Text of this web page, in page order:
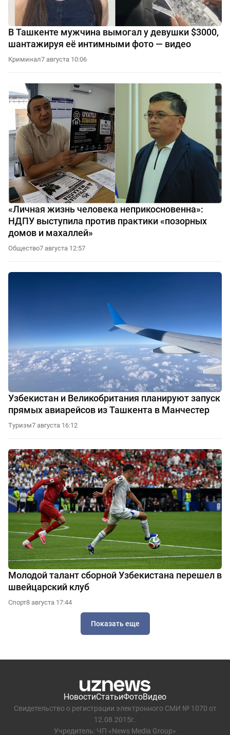
В Ташкенте мужчина вымогал у девушки $3000,
шантажируя её интимными фото — видео
Криминал7 августа 10:06
«Личная жизнь человека неприкосновенна»:
НДПУ выступила против практики «позорных
домов и махаллей»
Общество7 августа 12:57
Узбекистан и Великобритания планируют запуск
прямых авиарейсов из Ташкента в Манчестер
Туризм7 августа 16:12
Молодой талант сборной Узбекистана перешел в
швейцарский клуб
Спорт8 августа 17:44
Показать еще
НовостиСтатьиФотоВидео
Свидетельство о регистрации электронного СМИ № 1070 от
12.08.2015г.
Учредитель: ЧП «News Media Group»